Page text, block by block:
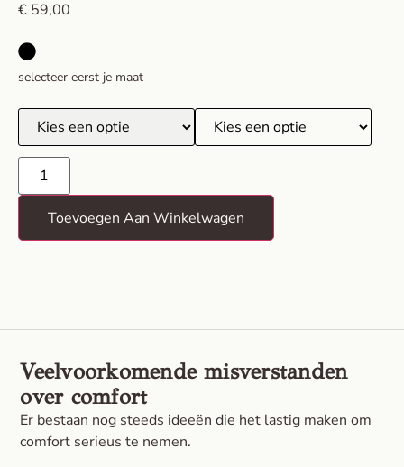
€ 59,00
selecteer eerst je maat
Toevoegen Aan Winkelwagen
Veelvoorkomende misverstanden
over comfort
Er bestaan nog steeds ideeën die het lastig maken om
comfort serieus te nemen.